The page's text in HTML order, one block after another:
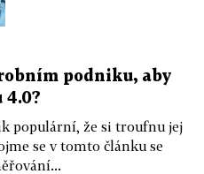
podniku, aby
4.0?
populární, že si troufnu jej
se v tomto článku se